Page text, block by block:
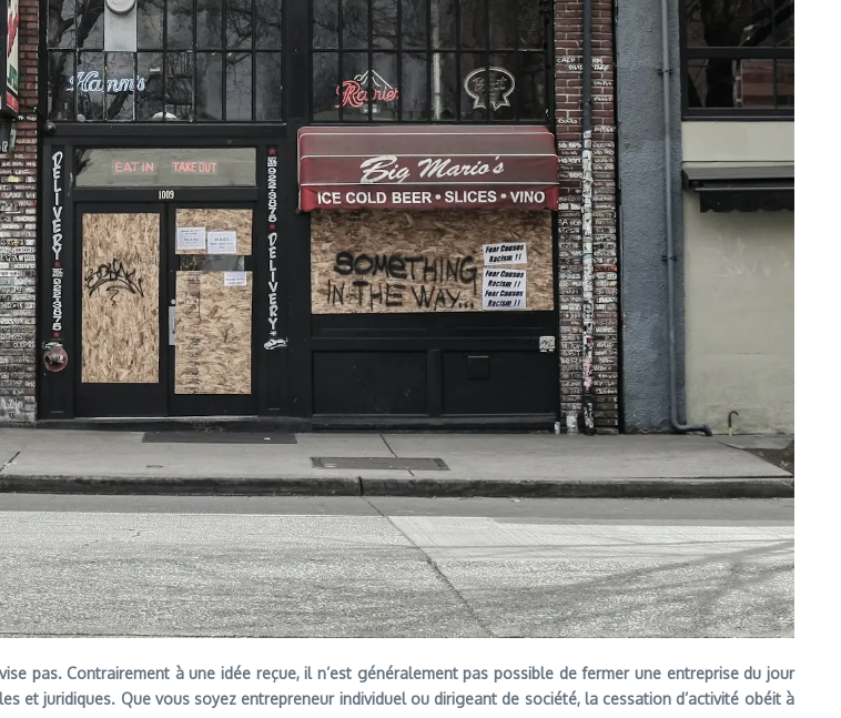
pas. Contrairement à une idée reçue, il n’est généralement pas possible de fermer une entreprise du jour
et juridiques. Que vous soyez entrepreneur individuel ou dirigeant de société, la cessation d’activité obéit à